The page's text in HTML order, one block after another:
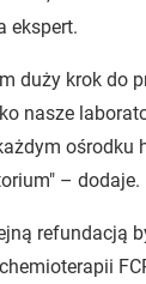
ekspert.
duży krok do
nasze
ośrodku
– dodaje.
refundacją